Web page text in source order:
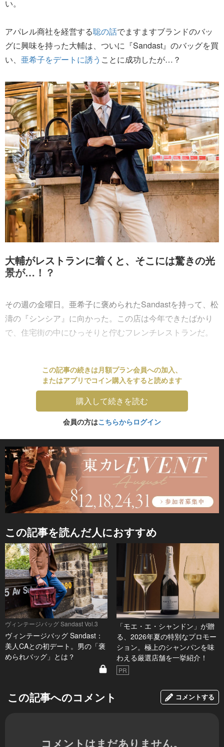
い。
アパレル商社を経営する聡の話でますますブランドのバッ
グに興味を持った大輔は、ついに『Sandast』のバッグを買
い、 亜希子をデートに誘う ことに成功したが…？
大輔がレストランに着くと、そこには驚きの光
景が…！？
その週の金曜日。亜希子に褒められたSandastを持って、松
濤の『シンシア』に向かった。この店は今年できたばかり
で、住宅街の中にひっそりと佇むフレンチレストランだ。
この記事の続きは月額プラン会員への加入、
またはアプリでコイン購入をすると読めます
購入して続きを読む
会員の方はこちらからログイン
この記事を読んだ人におすすめ
ヴィンテージバッグ Sandast Vol.3
ヴィンテージバッグ Sandast：
美人CAとの初デート。男の「褒
められバッグ」とは？
「モエ・エ・シャンドン」が贈
る、2026年夏の特別なプロモー
ション。極上のシャンパンを味
わえる厳選店舗を一挙紹介！
PR
この記事へのコメント コメントする
コメントはまだありません。